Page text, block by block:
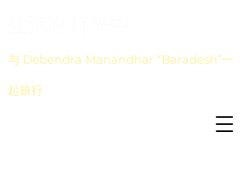
与 Debendra Manandhar “Baradesh”一
起旅行